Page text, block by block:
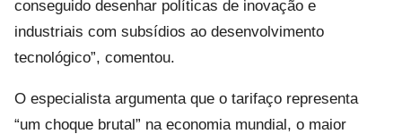
conseguido desenhar políticas de inovação e
industriais com subsídios ao desenvolvimento
tecnológico”, comentou.
O especialista argumenta que o tarifaço representa
“um choque brutal” na economia mundial, o maior